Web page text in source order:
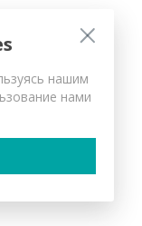
нашим
нами